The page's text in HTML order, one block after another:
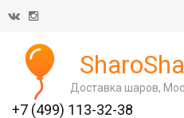
Доставка шаров,
+7 (499) 113-32-38